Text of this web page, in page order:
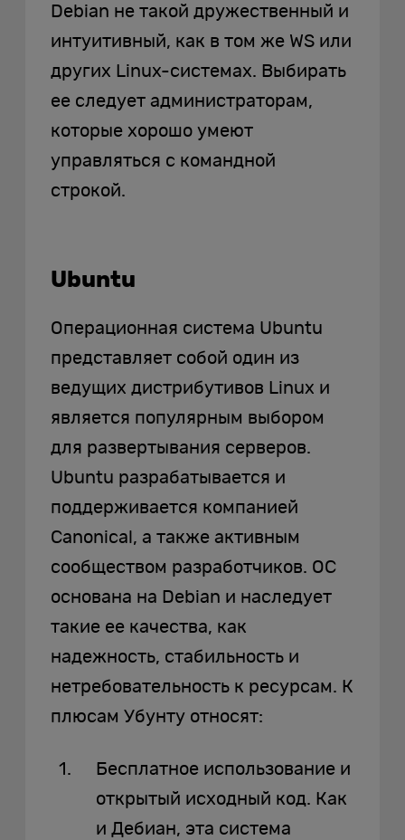
Debian не такой дружественный и
интуитивный, как в том же WS или
других Linux-системах. Выбирать
ее следует администраторам,
которые хорошо умеют
управляться с командной
строкой.
Ubuntu
Операционная система Ubuntu
представляет собой один из
ведущих дистрибутивов Linux и
является популярным выбором
для развертывания серверов.
Ubuntu разрабатывается и
поддерживается компанией
Canonical, а также активным
сообществом разработчиков. ОС
основана на Debian и наследует
такие ее качества, как
надежность, стабильность и
нетребовательность к ресурсам. К
плюсам Убунту относят:
Бесплатное использование и
открытый исходный код. Как
и Дебиан, эта система